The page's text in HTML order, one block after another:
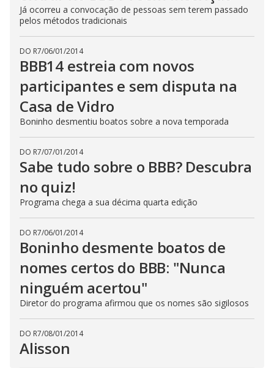
Já ocorreu a convocação de pessoas sem terem passado
pelos métodos tradicionais
DO R7/06/01/2014
BBB14 estreia com novos
participantes e sem disputa na
Casa de Vidro
Boninho desmentiu boatos sobre a nova temporada
DO R7/07/01/2014
Sabe tudo sobre o BBB? Descubra
no quiz!
Programa chega a sua décima quarta edição
DO R7/06/01/2014
Boninho desmente boatos de
nomes certos do BBB: "Nunca
ninguém acertou"
Diretor do programa afirmou que os nomes são sigilosos
DO R7/08/01/2014
Alisson